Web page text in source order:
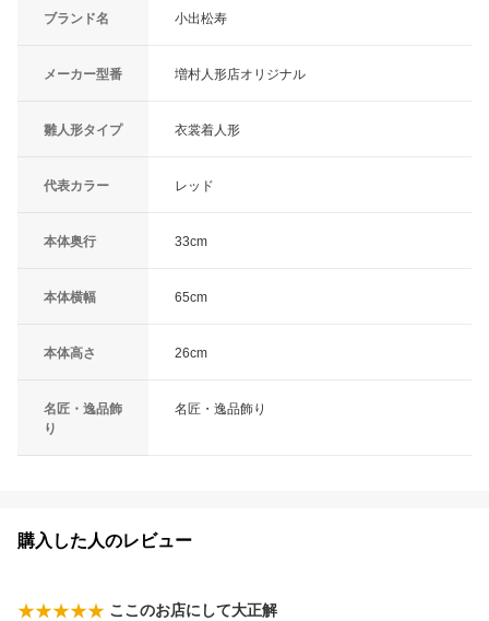
ブランド名 小出松寿
メーカー型番 増村人形店オリジナル
雛人形タイプ 衣裳着人形
代表カラー レッド
本体奥行 33cm
本体横幅 65cm
本体高さ 26cm
名匠・逸品飾
り
名匠・逸品飾り
購入した人のレビュー
ここのお店にして大正解